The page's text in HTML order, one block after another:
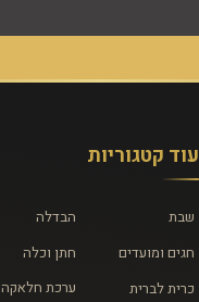
עוד קטגוריות
שבת
הבדלה
חגים ומועדים
חתן וכלה
כרית לברית
ערכת חלאקה